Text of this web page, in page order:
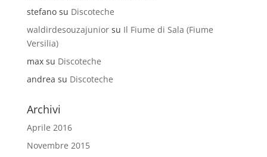
stefanosu Discoteche
waldirdesouzajuniorsu Il Fiume di Sala (Fiume
Versilia)
maxsu Discoteche
andrea su Discoteche
Archivi
Aprile 2016
Novembre 2015